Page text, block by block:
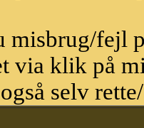
misbrug/fejl
via klik på
selv